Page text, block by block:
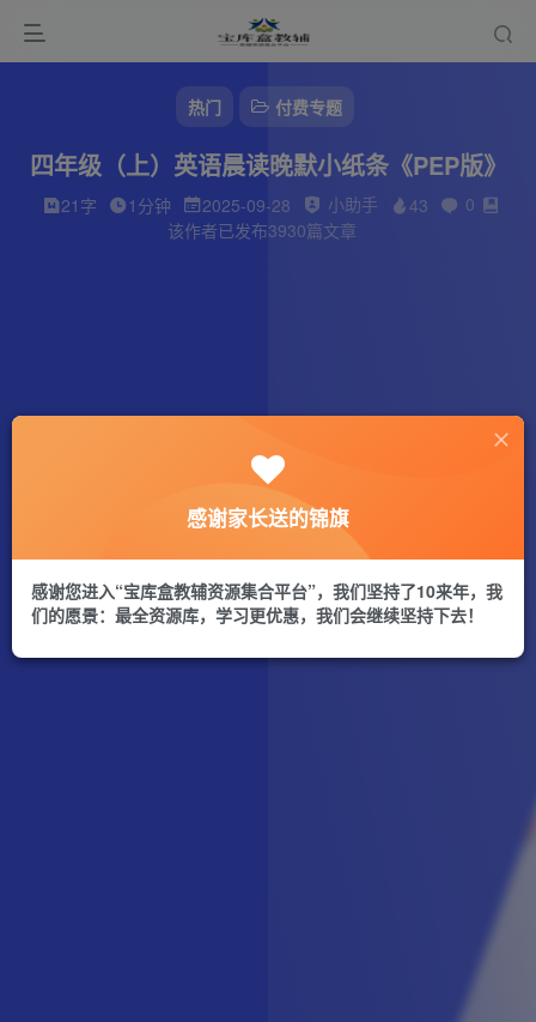
热门 付费专题
四年级（上）英语晨读晚默小纸条《PEP版》
21字 1分钟 2025-09-28 小助手 43
0
该作者已发布3930篇文章
感谢家长送的锦旗
感谢您进入“宝库盒教辅资源集合平台”，我们坚持了10来年，我
们的愿景：最全资源库，学习更优惠，我们会继续坚持下去！